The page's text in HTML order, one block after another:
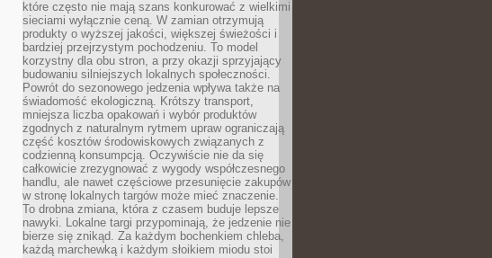
które często nie mają szans konkurować z wielkimi
sieciami wyłącznie ceną. W zamian otrzymują
produkty o wyższej jakości, większej świeżości i
bardziej przejrzystym pochodzeniu. To model
korzystny dla obu stron, a przy okazji sprzyjający
budowaniu silniejszych lokalnych społeczności.
Powrót do sezonowego jedzenia wpływa także na
świadomość ekologiczną. Krótszy transport,
mniejsza liczba opakowań i wybór produktów
zgodnych z naturalnym rytmem upraw ograniczają
część kosztów środowiskowych związanych z
codzienną konsumpcją. Oczywiście nie da się
całkowicie zrezygnować z wygody współczesnego
handlu, ale nawet częściowe przesunięcie zakupów
w stronę lokalnych targów może mieć znaczenie.
To drobna zmiana, która z czasem buduje lepsze
nawyki. Lokalne targi przypominają, że jedzenie nie
bierze się znikąd. Za każdym bochenkiem chleba,
każdą marchewką i każdym słoikiem miodu stoi